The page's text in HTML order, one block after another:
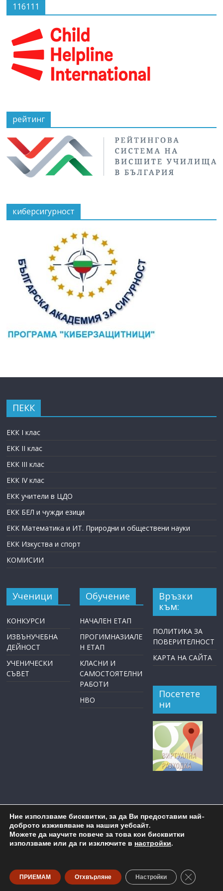
116111
рейтинг
киберсигурност
ПЕКК
ЕКК I клас
ЕКК II клас
ЕКК III клас
ЕКК IV клас
ЕКК учители в ЦДО
ЕКК БЕЛ и чужди езици
ЕКК Математика и ИТ. Природни и обществени науки
ЕКК Изкуства и спорт
КОМИСИИ
Ученици
КОНКУРСИ
ИЗВЪНУЧЕБНА
ДЕЙНОСТ
УЧЕНИЧЕСКИ
СЪВЕТ
Обучение
НАЧАЛЕН ЕТАП
ПРОГИМНАЗИАЛЕ
Н ЕТАП
КЛАСНИ И
САМОСТОЯТЕЛНИ
РАБОТИ
НВО
Връзки
към:
ПОЛИТИКА ЗА
ПОВЕРИТЕЛНОСТ
КАРТА НА САЙТА
Посетете
ни
Copyright © 2026ОУ "Пейо Крачолов Яворов" Бургас
Ние използваме бисквитки, за да Ви предоставим най-
доброто изживяване на нашия уебсайт.
Можете да научите повече за това кои бисквитки
използваме или да ги изключите в настройки.
ПРИЕМАМ Отхвърляне Настройки Close